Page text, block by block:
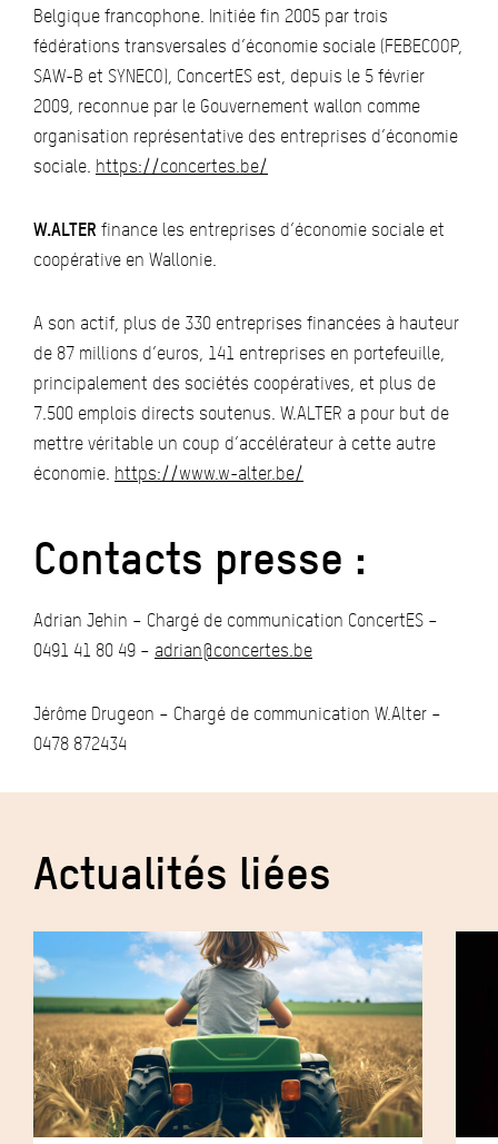
Belgique francophone. Initiée fin 2005 par trois
fédérations transversales d’économie sociale (FEBECOOP,
SAW-B et SYNECO), ConcertES est, depuis le 5 février
2009, reconnue par le Gouvernement wallon comme
organisation représentative des entreprises d’économie
sociale. https://concertes.be/
W.ALTER finance les entreprises d’économie sociale et
coopérative en Wallonie.
A son actif, plus de 330 entreprises financées à hauteur
de 87 millions d’euros, 141 entreprises en portefeuille,
principalement des sociétés coopératives, et plus de
7.500 emplois directs soutenus. W.ALTER a pour but de
mettre véritable un coup d’accélérateur à cette autre
économie. https://www.w-alter.be/
Contacts presse :
Adrian Jehin – Chargé de communication ConcertES –
0491 41 80 49 – adrian@concertes.be
Jérôme Drugeon – Chargé de communication W.Alter –
0478 872434
Actualités liées